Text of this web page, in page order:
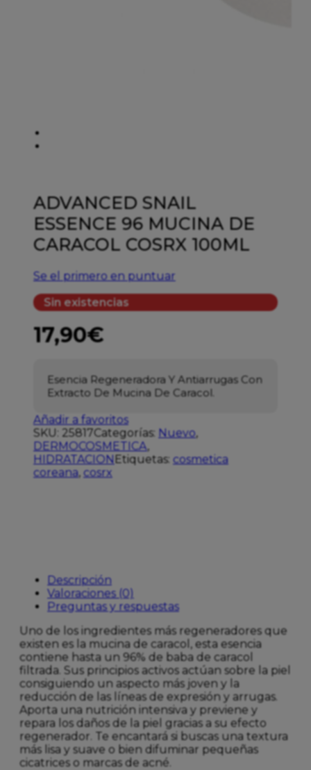
ADVANCED SNAIL
ESSENCE 96 MUCINA DE
CARACOL COSRX 100ML
Se el primero en puntuar
Sin existencias
17,90€
Esencia Regeneradora Y Antiarrugas Con
Extracto De Mucina De Caracol.
Añadir a favoritos
SKU: 25817Categorías: Nuevo,
DERMOCOSMETICA,
HIDRATACIONEtiquetas: cosmetica
coreana, cosrx
Descripción
Valoraciones (0)
Preguntas y respuestas
Uno de los ingredientes más regeneradores que
existen es la mucina de caracol, esta esencia
contiene hasta un 96% de baba de caracol
filtrada. Sus principios activos actúan sobre la piel
consiguiendo un aspecto más joven y la
reducción de las líneas de expresión y arrugas.
Aporta una nutrición intensiva y previene y
repara los daños de la piel gracias a su efecto
regenerador. Te encantará si buscas una textura
más lisa y suave o bien difuminar pequeñas
cicatrices o marcas de acné.